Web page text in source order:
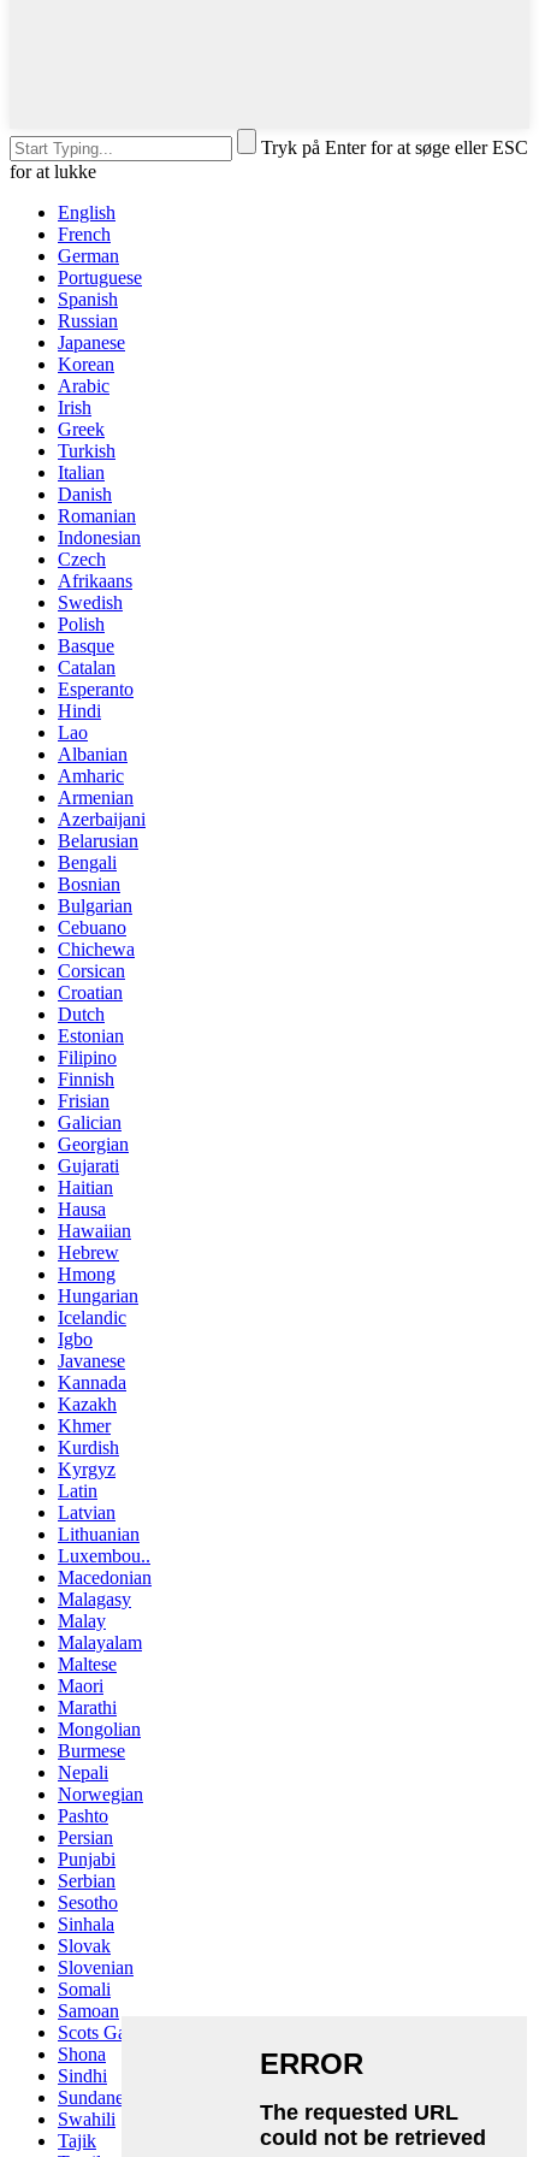
Tryk på Enter for at søge eller ESC
for at lukke
English
French
German
Portuguese
Spanish
Russian
Japanese
Korean
Arabic
Irish
Greek
Turkish
Italian
Danish
Romanian
Indonesian
Czech
Afrikaans
Swedish
Polish
Basque
Catalan
Esperanto
Hindi
Lao
Albanian
Amharic
Armenian
Azerbaijani
Belarusian
Bengali
Bosnian
Bulgarian
Cebuano
Chichewa
Corsican
Croatian
Dutch
Estonian
Filipino
Finnish
Frisian
Galician
Georgian
Gujarati
Haitian
Hausa
Hawaiian
Hebrew
Hmong
Hungarian
Icelandic
Igbo
Javanese
Kannada
Kazakh
Khmer
Kurdish
Kyrgyz
Latin
Latvian
Lithuanian
Luxembou..
Macedonian
Malagasy
Malay
Malayalam
Maltese
Maori
Marathi
Mongolian
Burmese
Nepali
Norwegian
Pashto
Persian
Punjabi
Serbian
Sesotho
Sinhala
Slovak
Slovenian
Somali
Samoan
Scots Gaelic
Shona
Sindhi
Sundanese
Swahili
Tajik